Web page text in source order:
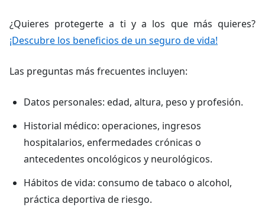
¿Quieres protegerte a ti y a los que más quieres?
¡Descubre los beneficios de un seguro de vida!
Las preguntas más frecuentes incluyen:
Datos personales: edad, altura, peso y profesión.
Historial médico: operaciones, ingresos
hospitalarios, enfermedades crónicas o
antecedentes oncológicos y neurológicos.
Hábitos de vida: consumo de tabaco o alcohol,
práctica deportiva de riesgo.